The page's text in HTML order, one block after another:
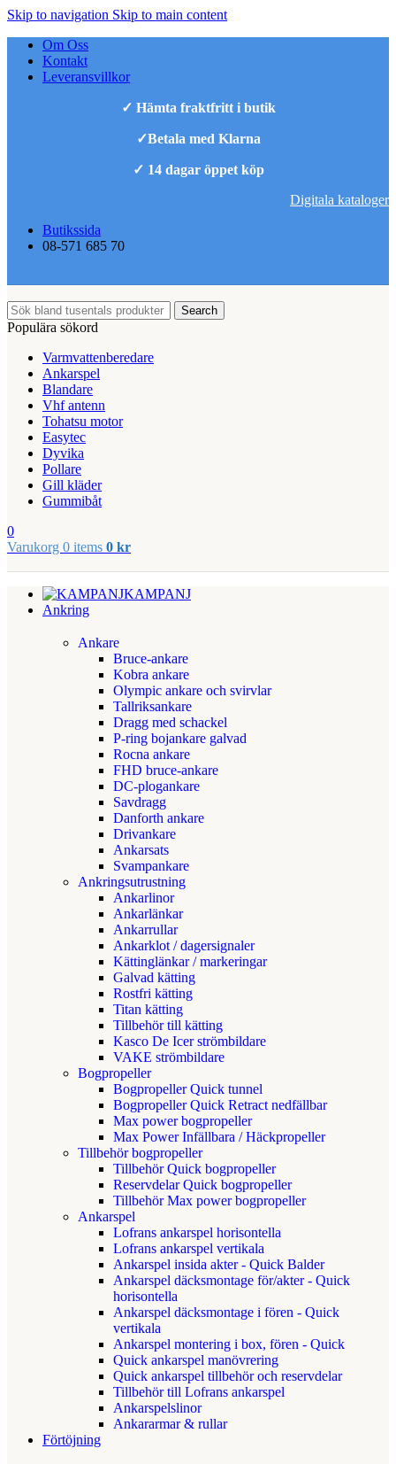
Skip to navigation Skip to main content
Om Oss
Kontakt
Leveransvillkor
✓ Hämta fraktfritt i butik
✓Betala med Klarna
✓ 14 dagar öppet köp
Digitala kataloger
Butikssida
08-571 685 70
Search
Populära sökord
Varmvattenberedare
Ankarspel
Blandare
Vhf antenn
Tohatsu motor
Easytec
Dyvika
Pollare
Gill kläder
Gummibåt
0
Varukorg 0 items 0 kr
KAMPANJ
Ankring
Ankare
Bruce-ankare
Kobra ankare
Olympic ankare och svirvlar
Tallriksankare
Dragg med schackel
P-ring bojankare galvad
Rocna ankare
FHD bruce-ankare
DC-plogankare
Savdragg
Danforth ankare
Drivankare
Ankarsats
Svampankare
Ankringsutrustning
Ankarlinor
Ankarlänkar
Ankarrullar
Ankarklot / dagersignaler
Kättinglänkar / markeringar
Galvad kätting
Rostfri kätting
Titan kätting
Tillbehör till kätting
Kasco De Icer strömbildare
VAKE strömbildare
Bogpropeller
Bogpropeller Quick tunnel
Bogpropeller Quick Retract nedfällbar
Max power bogpropeller
Max Power Infällbara / Häckpropeller
Tillbehör bogpropeller
Tillbehör Quick bogpropeller
Reservdelar Quick bogpropeller
Tillbehör Max power bogpropeller
Ankarspel
Lofrans ankarspel horisontella
Lofrans ankarspel vertikala
Ankarspel insida akter - Quick Balder
Ankarspel däcksmontage för/akter - Quick
horisontella
Ankarspel däcksmontage i fören - Quick
vertikala
Ankarspel montering i box, fören - Quick
Quick ankarspel manövrering
Quick ankarspel tillbehör och reservdelar
Tillbehör till Lofrans ankarspel
Ankarspelslinor
Ankararmar & rullar
Förtöjning